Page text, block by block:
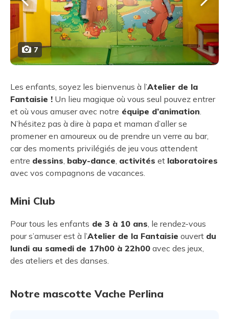
7
Les enfants, soyez les bienvenus à l’Atelier de la
Fantaisie ! Un lieu magique où vous seul pouvez entrer
et où vous amuser avec notre équipe d’animation
N’hésitez pas à dire à papa et maman d’aller se
promener en amoureux ou de prendre un verre au bar,
car des moments privilégiés de jeu vous attendent
entre dessins baby-dance activités et laboratoires
avec vos compagnons de vacances.
Mini Club
Pour tous les enfants de 3 à 10 ans , le rendez-vous
pour s’amuser est à l’Atelier de la Fantaisie ouvert du
lundi au samedi de 17h00 à 22h00 avec des jeux,
des ateliers et des danses.
Notre mascotte Vache Perlina